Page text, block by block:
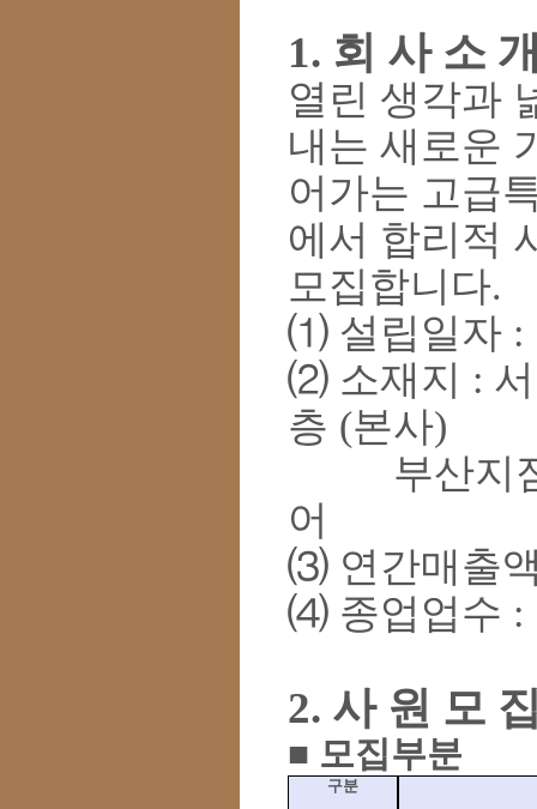
1. 회 사 소
열린 생각과
내는 새로운
어가는 고급
에서 합리적
모집합니다.
⑴ 설립일자 :
⑵ 소재지 :
층 (본사)
부산지
어
⑶ 연간매출
⑷ 종업업수 :
2. 사 원 모
■ 모집부분
구분